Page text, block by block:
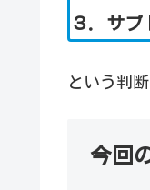
３．サブ
という判
今回